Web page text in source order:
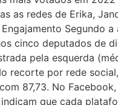
as redes de Erika,
Segundo
cinco deputados de
pela esquerda
recorte por rede
87,73. No
que cada